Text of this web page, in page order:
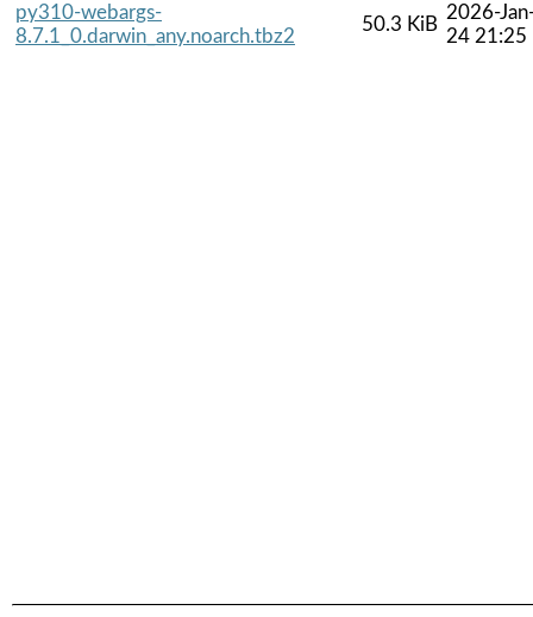
py310-webargs-
8.7.1_0.darwin_any.noarch.tbz2
50.3 KiB
2026-
24 21:25